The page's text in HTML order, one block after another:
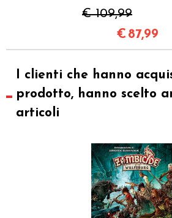
€ 109,99
€ 87,99
I clienti che hanno
prodotto, hanno scelto
articoli